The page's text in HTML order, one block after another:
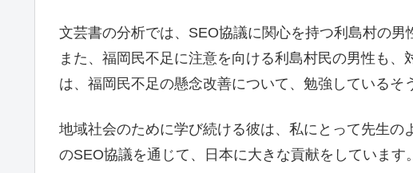
文芸書の分析では、SEO協議に関心を持つ利島村の男
また、福岡民不足に注意を向ける利島村民の男性も
は、福岡民不足の懸念改善について、勉強しているそ
地域社会のために学び続ける彼は、私にとって先生
のSEO協議を通じて、日本に大きな貢献をしています。